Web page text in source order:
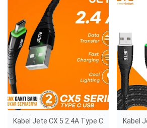
Kabel Jete CX 5 2.4A Type C Kabel